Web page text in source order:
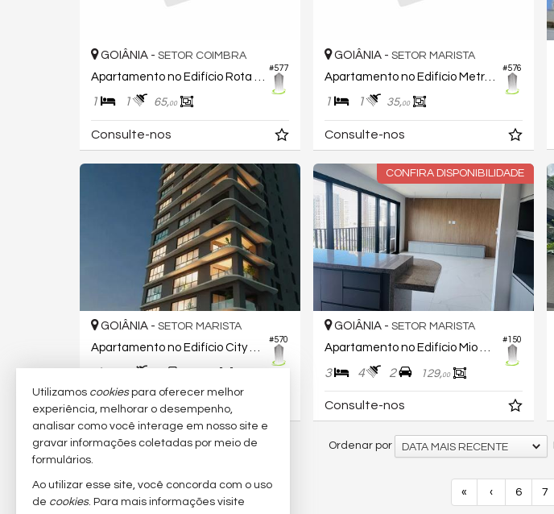
#577
GOIÂNIA - SETOR COIMBRA
1 1 65,00
Consulte-nos
#576
GOIÂNIA - SETOR MARISTA
Apartamento no Edifício Metropolitan Marista
1 1 35,00
Consulte-nos
#570
GOIÂNIA - SETOR MARISTA
Apartamento no Edifício City Altier
R$ 3.571.778,65
CONFIRA DISPONIBILIDADE
#150
GOIÂNIA - SETOR MARISTA
Apartamento no Edifício Mio Marista
3 4 2 129,00
Consulte-nos
327imóveis encontrados Ordenar por DATA MAIS RECENTE
« ‹ 6 7
Utilizamos cookiespara oferecer melhor
experiência, melhorar o desempenho,
analisar como você interage em nosso site e
gravar informações coletadas por meio de
formulários.
Ao utilizar esse site, você concorda com o uso
de cookies. Para mais informações visite